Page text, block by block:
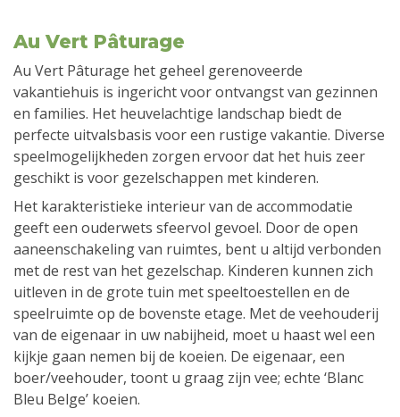
Au Vert Pâturage
Au Vert Pâturage het geheel gerenoveerde
vakantiehuis is ingericht voor ontvangst van gezinnen
en families. Het heuvelachtige landschap biedt de
perfecte uitvalsbasis voor een rustige vakantie. Diverse
speelmogelijkheden zorgen ervoor dat het huis zeer
geschikt is voor gezelschappen met kinderen.
Het karakteristieke interieur van de accommodatie
geeft een ouderwets sfeervol gevoel. Door de open
aaneenschakeling van ruimtes, bent u altijd verbonden
met de rest van het gezelschap. Kinderen kunnen zich
uitleven in de grote tuin met speeltoestellen en de
speelruimte op de bovenste etage. Met de veehouderij
van de eigenaar in uw nabijheid, moet u haast wel een
kijkje gaan nemen bij de koeien. De eigenaar, een
boer/veehouder, toont u graag zijn vee; echte ‘Blanc
Bleu Belge’ koeien.